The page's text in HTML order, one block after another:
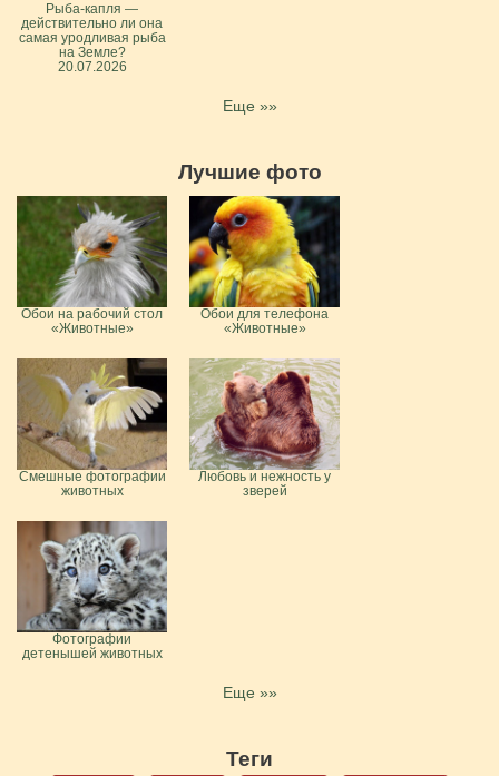
Рыба-капля —
действительно ли она
самая уродливая рыба
на Земле?
20.07.2026
Еще »»
Лучшие фото
Обои на рабочий стол
«Животные»
Обои для телефона
«Животные»
Смешные фотографии
животных
Любовь и нежность у
зверей
Фотографии
детенышей животных
Еще »»
Теги